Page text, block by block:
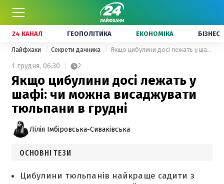
24 КАНАЛ ГЕОПОЛІТИКА ЕКОНОМІКА БІЗНЕС
Лайфхаки Секрети дачника Якщо цибулини досі лежать у шафі: чи можна висаджувати тюльпани в грудні
1 грудня, 06:30 2
Якщо цибулини досі лежать у
шафі: чи можна висаджувати
тюльпани в грудні
Лілія Імбіровська-Сиваківська
ОСНОВНІ ТЕЗИ
Цибулини тюльпанів найкраще садити з